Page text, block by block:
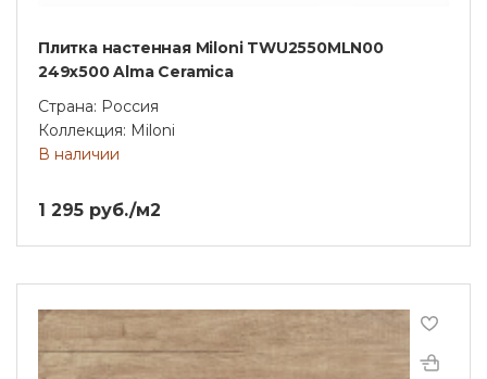
Плитка настенная Miloni TWU2550MLN00
249x500 Alma Ceramica
Страна: Россия
Коллекция: Miloni
В наличии
1 295 руб./м2